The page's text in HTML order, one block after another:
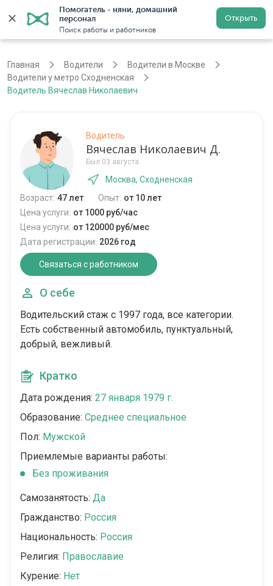
Помогатель - няни, домашний
персонал
Поиск работы и работников
Открыть
Регистрация
Главная Водители
Водители в Москве
Водители у метро Сходненская
Водитель Вячеслав Николаевич
Водитель
Вячеслав Николаевич Д.
Был 03 августа
Москва, Сходненская
Возраст: 47 лет Опыт: от 10 лет
Цена услуги: от 1000 руб/час
Цена услуги: от 120000 руб/мес
Дата регистрации: 2026 год
Связаться с работником
О себе
Водительский стаж с 1997 года, все категории.
Есть собственный автомобиль, пунктуальный,
добрый, вежливый.
Кратко
Дата рождения: 27 января 1979 г.
Образование: Среднее специальное
Пол: Мужской
Приемлемые варианты работы:
Без проживания
Самозанятость: Да
Гражданство: Россия
Национальность: Россия
Религия: Православие
Курение: Нет